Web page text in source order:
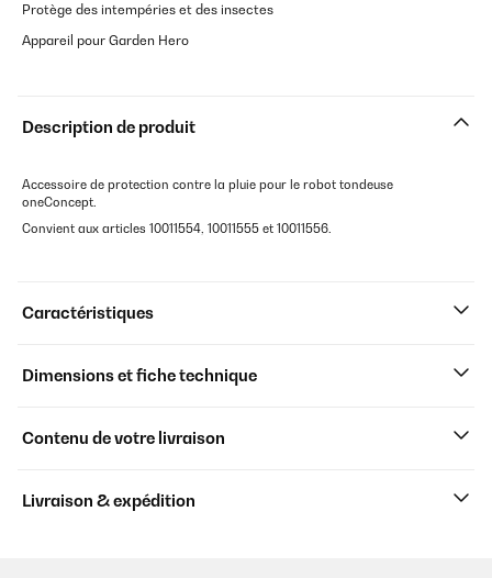
Protège des intempéries et des insectes
Appareil pour Garden Hero
Description de produit
Accessoire de protection contre la pluie pour le robot tondeuse
oneConcept.
Convient aux articles 10011554, 10011555 et 10011556.
Caractéristiques
Dimensions et fiche technique
Contenu de votre livraison
Livraison & expédition